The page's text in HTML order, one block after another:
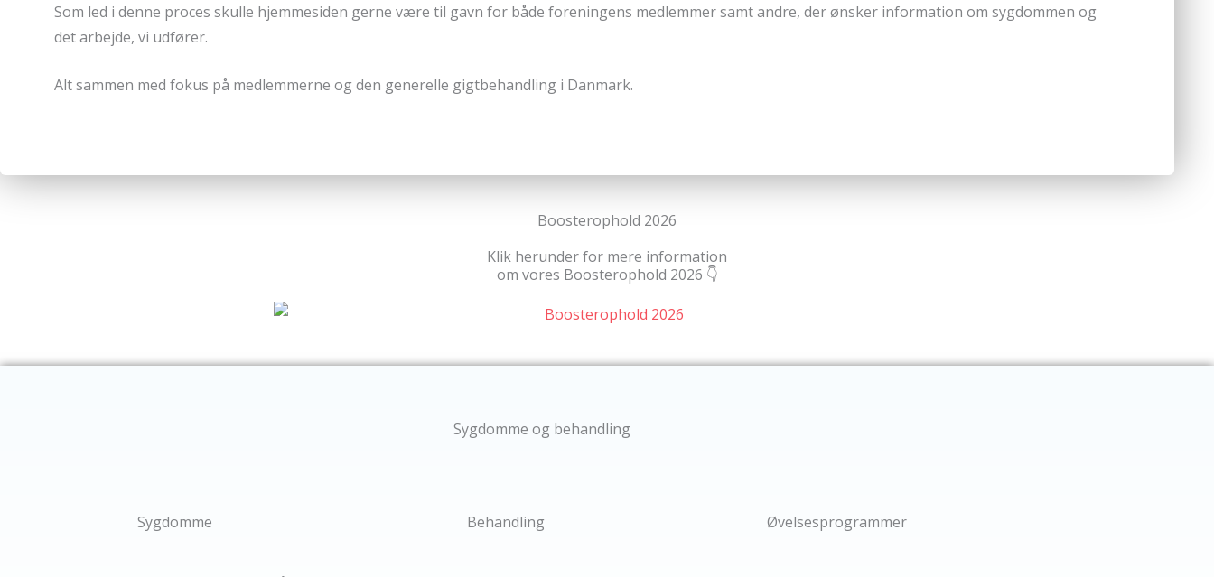
Som led i denne proces skulle hjemmesiden gerne være til gavn for både foreningens medlemmer samt andre, der ønsker information om sygdommen og
det arbejde, vi udfører.
Alt sammen med fokus på medlemmerne og den generelle gigtbehandling i Danmark.
Boosterophold 2026
Klik herunder for mere information
om vores Boosterophold 2026 👇
Sygdomme og behandling
Sygdomme Behandling Øvelsesprogrammer